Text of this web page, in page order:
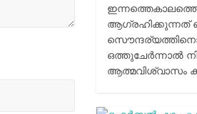
ആഗ്രഹിക്കുന്നത്
ഒത്തുചേര്‍ന്നാല്‍
ആത്മവിശ്വാസം